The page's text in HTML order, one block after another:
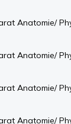
Anatomie/
Anatomie/
Anatomie/
Anatomie/